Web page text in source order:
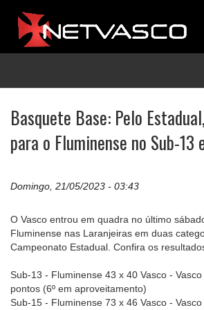
Basquete Base: Pelo
para o Fluminense no Sub-13
Domingo, 21/05/2023 - 03:43
O Vasco entrou em quadra no último
Fluminense nas Laranjeiras em duas
Campeonato Estadual. Confira os
Sub-13 - Fluminense 43 x 40 Vasco - Vasco
pontos (6º em aproveitamento)
Sub-15 - Fluminense 73 x 46 Vasco -